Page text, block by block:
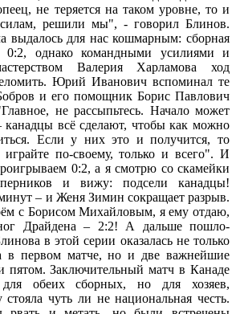
не теряется на таком уровне, то и
решили мы", - говорил Блинов.
выдалось для нас кошмарным: сборная
0:2, однако командными усилиями и
Валерия Харламова ход
Юрий Иванович вспоминал те
и его помощник Борис Павлович
не рассыпьтесь. Начало может
канадцы всё сделают, чтобы как можно
Если у них это и получится, то
по-своему, только и всего". И
0:2, а я смотрю со скамейки
и вижу: подсели канадцы!
– и Женя Зимин сокращает разрыв.
с Борисом Михайловым, я ему отдаю,
Драйдена – 2:2! А дальше пошло-
в этой серии оказалась не только
в первом матче, но и две важнейшие
пятом. Заключительный матч в Канаде
обеих сборных, но для хозяев,
стояла чуть ли не национальная честь.